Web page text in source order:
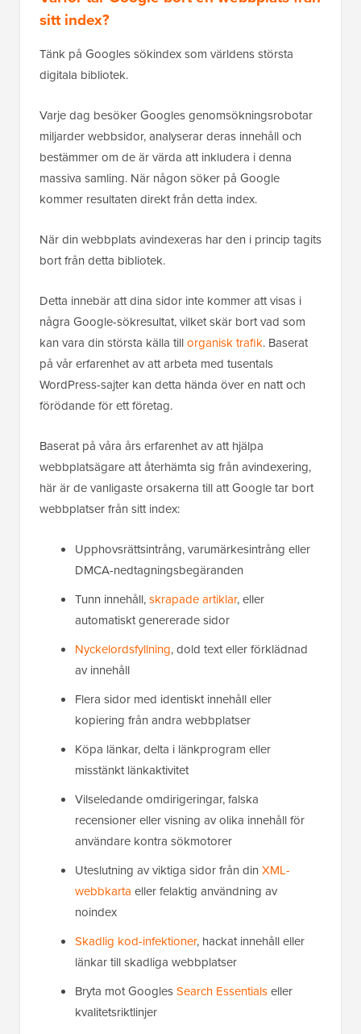
sitt index?
Tänk på Googles sökindex som världens största
digitala bibliotek.
Varje dag besöker Googles genomsökningsrobotar
miljarder webbsidor, analyserar deras innehåll och
bestämmer om de är värda att inkludera i denna
massiva samling. När någon söker på Google
kommer resultaten direkt från detta index.
När din webbplats avindexeras har den i princip tagits
bort från detta bibliotek.
Detta innebär att dina sidor inte kommer att visas i
några Google-sökresultat, vilket skär bort vad som
kan vara din största källa tillorganisk trafik. Baserat
på vår erfarenhet av att arbeta med tusentals
WordPress-sajter kan detta hända över en natt och
förödande för ett företag.
Baserat på våra års erfarenhet av att hjälpa
webbplatsägare att återhämta sig från avindexering,
här är de vanligaste orsakerna till att Google tar bort
webbplatser från sitt index:
Upphovsrättsintrång, varumärkesintrång eller
DMCA-nedtagningsbegäranden
Tunn innehåll,skrapade artiklar, eller
automatiskt genererade sidor
Nyckelordsfyllning, dold text eller förklädnad
av innehåll
Flera sidor med identiskt innehåll eller
kopiering från andra webbplatser
Köpa länkar, delta i länkprogram eller
misstänkt länkaktivitet
Vilseledande omdirigeringar, falska
recensioner eller visning av olika innehåll för
användare kontra sökmotorer
Uteslutning av viktiga sidor från din XML-
webbkarta eller felaktig användning av
noindex
Skadlig kod-infektioner, hackat innehåll eller
länkar till skadliga webbplatser
Bryta mot GooglesSearch Essentialseller
kvalitetsriktlinjer